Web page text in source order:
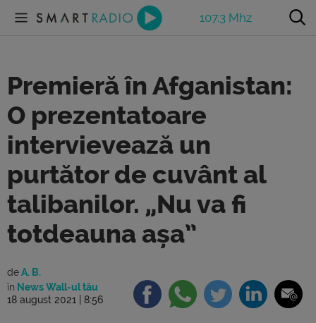
107.3 Mhz
Premieră în Afganistan:
O prezentatoare
intervievează un
purtător de cuvânt al
talibanilor. „Nu va fi
totdeauna așa”
deA. B.
în News Wall-ul tău
18 august 2021 | 8:56